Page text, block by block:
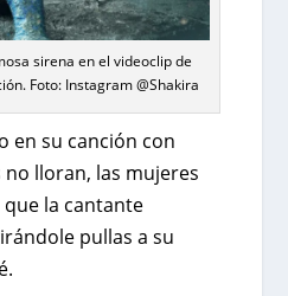
sirena en el videoclip de
Foto: Instagram @Shakira
en su canción con
no lloran, las mujeres
la cantante
pullas a su